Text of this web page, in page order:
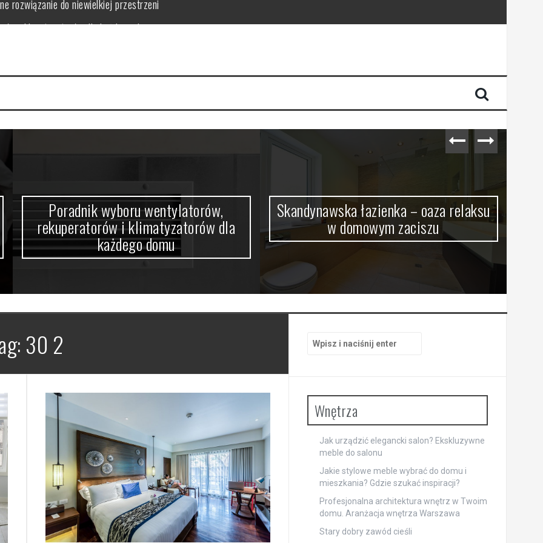
i klimatyzatorów dla każdego domu
funkcjonalność i estetykę?
prysznicowej?
rozwiązanie do niewielkiej przestrzeni
Poradnik wyboru wentylatorów,
rekuperatorów i klimatyzatorów dla
każdego domu
Skandynawska łazienka – oaza relaksu
w domowym zaciszu
30 2 Szukaj:
Wnętrza
Jak urządzić elegancki salon? Ekskluzywne
meble do salonu
Jakie stylowe meble wybrać do domu i
mieszkania? Gdzie szukać inspiracji?
Profesjonalna architektura wnętrz w Twoim
domu. Aranżacja wnętrza Warszawa
Stary dobry zawód cieśli